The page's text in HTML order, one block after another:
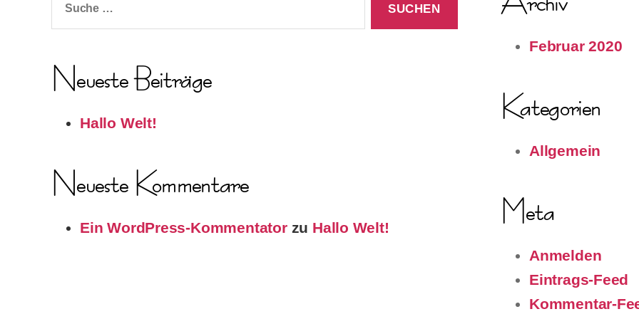
nach:
Neueste Beiträge
Hallo Welt!
Neueste Kommentare
Ein WordPress-Kommentatorzu Hallo Welt!
Februar 2020
Kategorien
Allgemein
Meta
Anmelden
Eintrags-Feed
Kommentar-